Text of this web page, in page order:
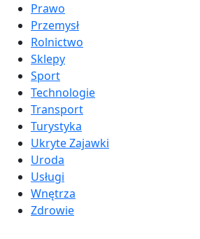
Prawo
Przemysł
Rolnictwo
Sklepy
Sport
Technologie
Transport
Turystyka
Ukryte Zajawki
Uroda
Usługi
Wnętrza
Zdrowie